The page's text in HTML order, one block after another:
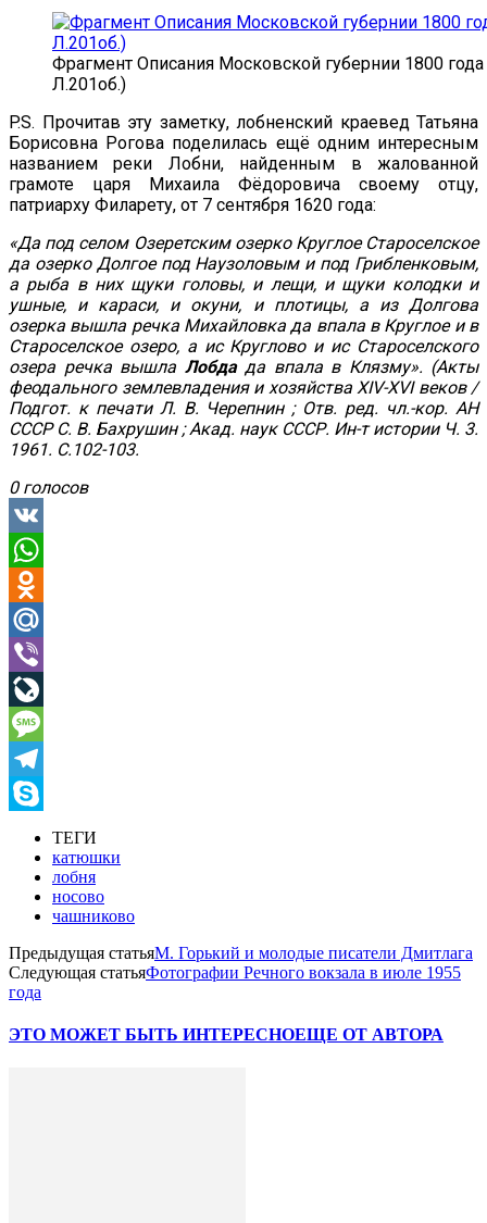
Фрагмент Описания Московской губернии 1800
Л.201об.)
P.S. Прочитав эту заметку, лобненский краевед Татьяна
Борисовна Рогова поделилась ещё одним интересным
названием реки Лобни, найденным в жалованной
грамоте царя Михаила Фёдоровича своему отцу,
патриарху Филарету, от 7 сентября 1620 года:
«Да под селом Озеретским озерко Круглое Староселское
да озерко Долгое под Наузоловым и под Грибленковым,
а рыба в них щуки головы, и лещи, и щуки колодки и
ушные, и караси, и окуни, и плотицы, а из Долгова
озерка вышла речка Михайловка да впала в Круглое и в
Староселское озеро, а ис Круглово и ис Староселского
озера речка вышла Лобдада впала в Клязму». (Акты
феодального землевладения и хозяйства XIV-XVI веков /
Подгот. к печати Л. В. Черепнин ; Отв. ред. чл.-кор. АН
СССР С. В. Бахрушин ; Акад. наук СССР. Ин-т истории Ч. 3.
1961. C.102-103.
0 голосов
VK
WhatsApp
Odnoklassniki
Mail.Ru
Viber
LiveJournal
Message
Telegram
SkypeТЕГИ
катюшки
лобня
носово
чашниково
Предыдущая статьяМ. Горький и молодые писатели Дмитлага
Следующая статьяФотографии Речного вокзала в июле 1955
года
ЭТО МОЖЕТ БЫТЬ ИНТЕРЕСНОЕЩЕ ОТ АВТОРА